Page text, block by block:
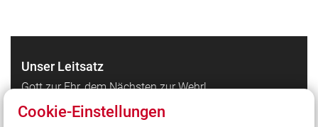
Unser Leitsatz
Gott zur Ehr, dem Nächsten zur Wehr!
Cookie-Einstellungen